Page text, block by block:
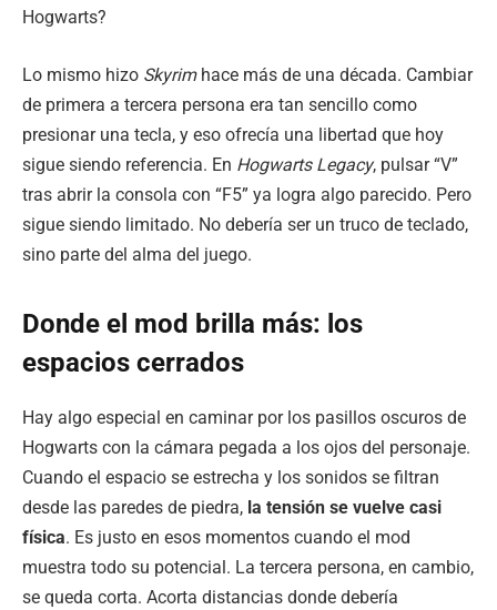
Hogwarts?
Lo mismo hizo Skyrimhace más de una década. Cambiar
de primera a tercera persona era tan sencillo como
presionar una tecla, y eso ofrecía una libertad que hoy
sigue siendo referencia. En Hogwarts Legacy, pulsar “V”
tras abrir la consola con “F5” ya logra algo parecido. Pero
sigue siendo limitado. No debería ser un truco de teclado,
sino parte del alma del juego.
Donde el mod brilla más: los
espacios cerrados
Hay algo especial en caminar por los pasillos oscuros de
Hogwarts con la cámara pegada a los ojos del personaje.
Cuando el espacio se estrecha y los sonidos se filtran
desde las paredes de piedra, la tensión se vuelve casi
física. Es justo en esos momentos cuando el mod
muestra todo su potencial. La tercera persona, en cambio,
se queda corta. Acorta distancias donde debería